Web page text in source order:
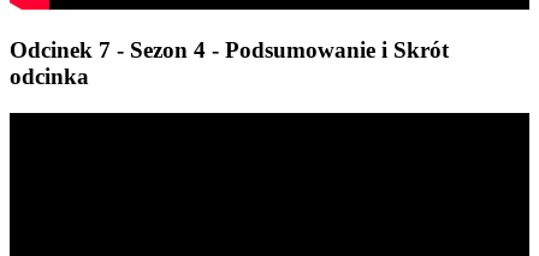
Odcinek 7 - Sezon 4 - Podsumowanie i Skrót
odcinka